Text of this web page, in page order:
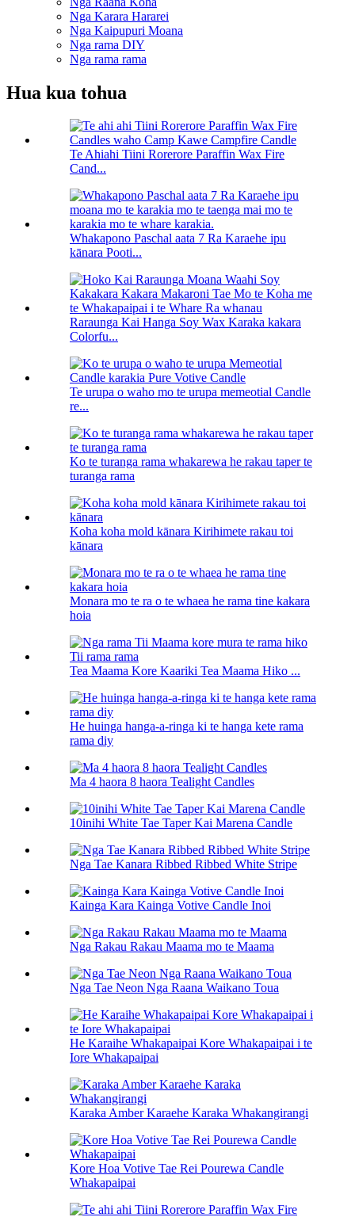
Nga Karara Hararei
Nga Kaipupuri Moana
Nga rama DIY
Nga rama rama
Hua kua tohua
Te Ahiahi Tiini Rorerore Paraffin Wax Fire
Cand...
Whakapono Paschal aata 7 Ra Karaehe ipu
kānara Pooti...
Raraunga Kai Hanga Soy Wax Karaka kakara
Colorfu...
Te urupa o waho mo te urupa memeotial Candle
re...
Ko te turanga rama whakarewa he rakau taper te
turanga rama
Koha koha mold kānara Kirihimete rakau toi
kānara
Monara mo te ra o te whaea he rama tine kakara
hoia
Tea Maama Kore Kaariki Tea Maama Hiko ...
He huinga hanga-a-ringa ki te hanga kete rama
rama diy
Ma 4 haora 8 haora Tealight Candles
10inihi White Tae Taper Kai Marena Candle
Nga Tae Kanara Ribbed Ribbed White Stripe
Kainga Kara Kainga Votive Candle Inoi
Nga Rakau Rakau Maama mo te Maama
Nga Tae Neon Nga Raana Waikano Toua
He Karaihe Whakapaipai Kore Whakapaipai i te
Iore Whakapaipai
Karaka Amber Karaehe Karaka Whakangirangi
Kore Hoa Votive Tae Rei Pourewa Candle
Whakapaipai